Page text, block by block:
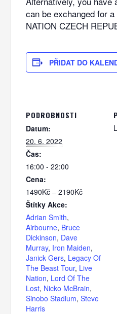
can be exchanged for
NATION CZECH
PŘIDAT DO
PODROBNOSTI
Datum:
20. 6. 2022
Čas:
16:00 - 22:00
Cena:
1490Kč – 2190Kč
Štítky Akce:
Adrian Smith,
Airbourne, Bruce
Dickinson, Dave
Murray, Iron Maiden,
Janick Gers, Legacy Of
The Beast Tour, Live
Nation, Lord Of The
Lost, Nicko McBrain,
Sinobo Stadium, Steve
Harris